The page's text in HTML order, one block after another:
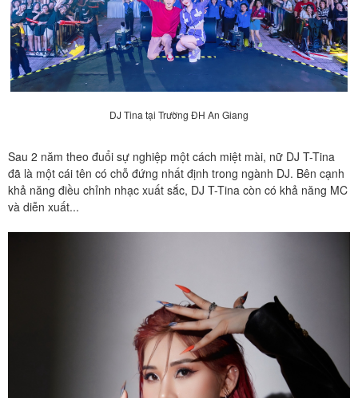
DJ Tina tại Trường ĐH An Giang
Sau 2 năm theo đuổi sự nghiệp một cách miệt mài, nữ DJ T-Tina
đã là một cái tên có chỗ đứng nhất định trong ngành DJ. Bên cạnh
khả năng điều chỉnh nhạc xuất sắc, DJ T-Tina còn có khả năng MC
và diễn xuất...